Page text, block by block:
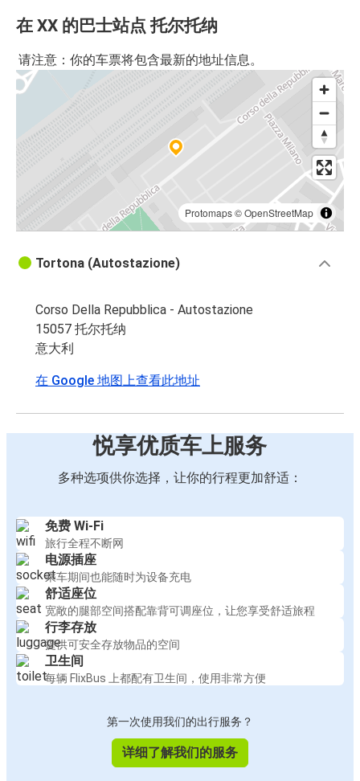
在 XX 的巴士站点 托尔托纳
请注意：你的车票将包含最新的地址信息。
Protomaps©OpenStreetMap
Tortona (Autostazione)
Corso Della Repubblica - Autostazione
15057 托尔托纳
意大利
在 Google 地图上查看此地址
悦享优质车上服务
多种选项供你选择，让你的行程更加舒适：
免费 Wi-Fi
旅行全程不断网
电源插座
乘车期间也能随时为设备充电
舒适座位
宽敞的腿部空间搭配靠背可调座位，让您享受舒适旅程
行李存放
提供可安全存放物品的空间
卫生间
每辆 FlixBus 上都配有卫生间，使用非常方便
第一次使用我们的出行服务？
详细了解我们的服务